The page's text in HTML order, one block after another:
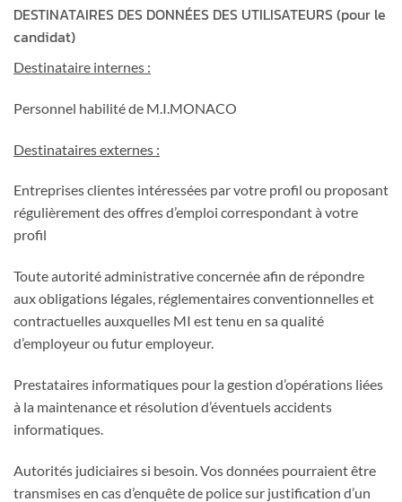
DESTINATAIRES DES DONNÉES DES UTILISATEURS (pour le
candidat)
Destinataire internes :
Personnel habilité de M.I.MONACO
Destinataires externes :
Entreprises clientes intéressées par votre profil ou proposant
régulièrement des offres d’emploi correspondant à votre
profil
Toute autorité administrative concernée afin de répondre
aux obligations légales, réglementaires conventionnelles et
contractuelles auxquelles MI est tenu en sa qualité
d’employeur ou futur employeur.
Prestataires informatiques pour la gestion d’opérations liées
à la maintenance et résolution d’éventuels accidents
informatiques.
Autorités judiciaires si besoin. Vos données pourraient être
transmises en cas d’enquête de police sur justification d’un